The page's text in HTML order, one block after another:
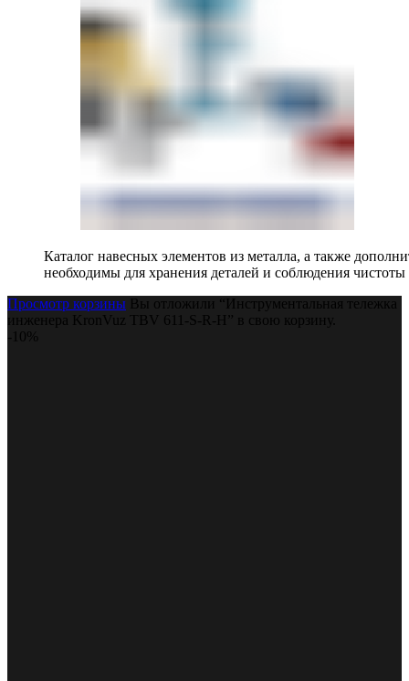
Каталог навесных элементов из металла, а также
необходимы для хранения деталей и соблюдения чистоты
Просмотр корзины Вы отложили “Инструментальная тележка
инженера KronVuz TBV 611-S-R-H” в свою корзину.
-10%